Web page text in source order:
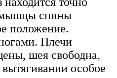
мышцы спины
положение.
Плечи
шея свободна,
особое